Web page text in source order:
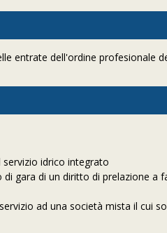
entrate dell'ordine profesionale
servizio idrico integrato
gara di un diritto di prelazione a
ad una società mista il cui